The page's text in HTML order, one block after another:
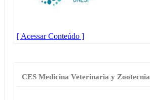
[ Acessar Conteúdo ]
CES Medicina Veterinaria y Zootecnia